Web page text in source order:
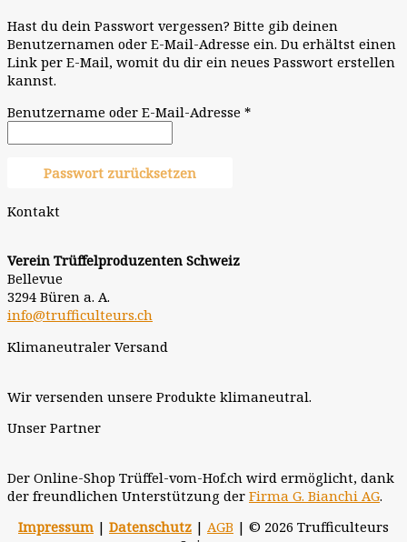
Hast du dein Passwort vergessen? Bitte gib deinen
Benutzernamen oder E-Mail-Adresse ein. Du erhältst einen
Link per E-Mail, womit du dir ein neues Passwort erstellen
kannst.
Benutzername oder E-Mail-Adresse *
Passwort zurücksetzen
Kontakt
Verein Trüffelproduzenten Schweiz
Bellevue
3294 Büren a. A.
info@trufficulteurs.ch
Klimaneutraler Versand
Wir versenden unsere Produkte klimaneutral.
Unser Partner
Der Online-Shop Trüffel-vom-Hof.ch wird ermöglicht, dank
der freundlichen Unterstützung der Firma G. Bianchi AG.
Impressum | Datenschutz | AGB | © 2026 Trufficulteurs